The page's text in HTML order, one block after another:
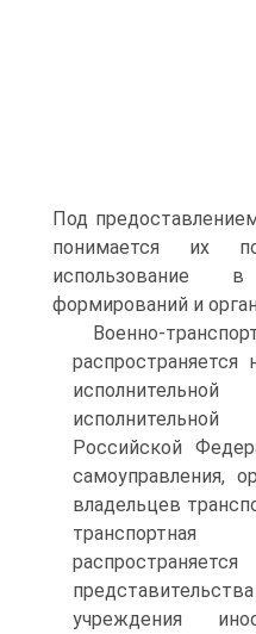
Под
понимается их
использование
формирований и
Военно-
Российской
самоуправления,
владельцев
учреждения